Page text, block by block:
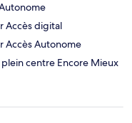
Accès digital
Accès Autonome
centre Encore Mieux